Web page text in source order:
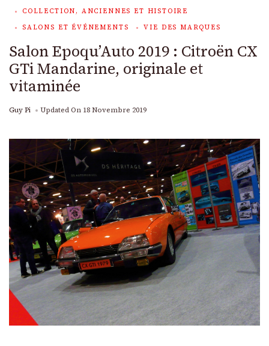
COLLECTION, ANCIENNES ET HISTOIRE
SALONS ET ÉVÉNEMENTS
VIE DES MARQUES
Salon Epoqu’Auto 2019 : Citroën CX
GTi Mandarine, originale et
vitaminée
Guy Pi Updated On 18 Novembre 2019